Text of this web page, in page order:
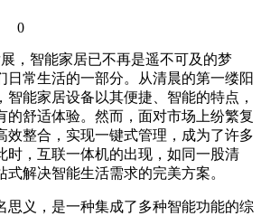
0
，智能家居已不再是遥不可及的梦
日常生活的一部分。从清晨的第一缕阳
智能家居设备以其便捷、智能的特点，
的舒适体验。然而，面对市场上纷繁复
效整合，实现一键式管理，成为了许多
时，互联一体机的出现，如同一股清
解决智能生活需求的完美方案。
义，是一种集成了多种智能功能的综